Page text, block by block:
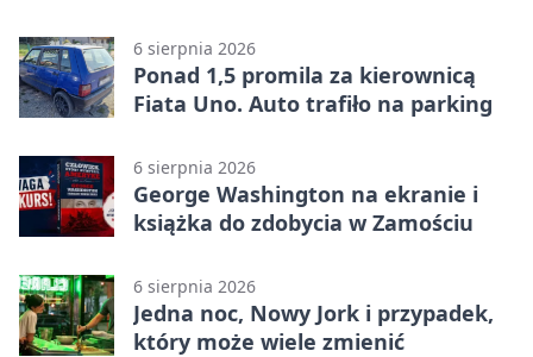
6 sierpnia 2026
Ponad 1,5 promila za kierownicą
Fiata Uno. Auto trafiło na parking
6 sierpnia 2026
George Washington na ekranie i
książka do zdobycia w Zamościu
6 sierpnia 2026
Jedna noc, Nowy Jork i przypadek,
który może wiele zmienić